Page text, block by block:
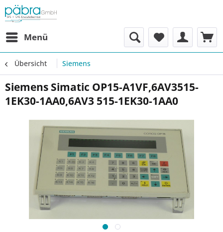
Menü
Übersicht Siemens
Siemens Simatic OP15-A1VF,6AV3515-
1EK30-1AA0,6AV3 515-1EK30-1AA0